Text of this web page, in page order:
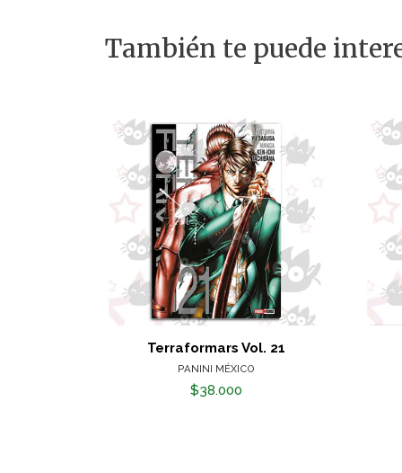
También te puede
Terraformars Vol. 21
PANINI MÉXICO
$38.000